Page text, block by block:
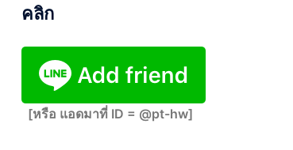
คลิก
[หรือ แอดมาที่ ID = @pt-hw]